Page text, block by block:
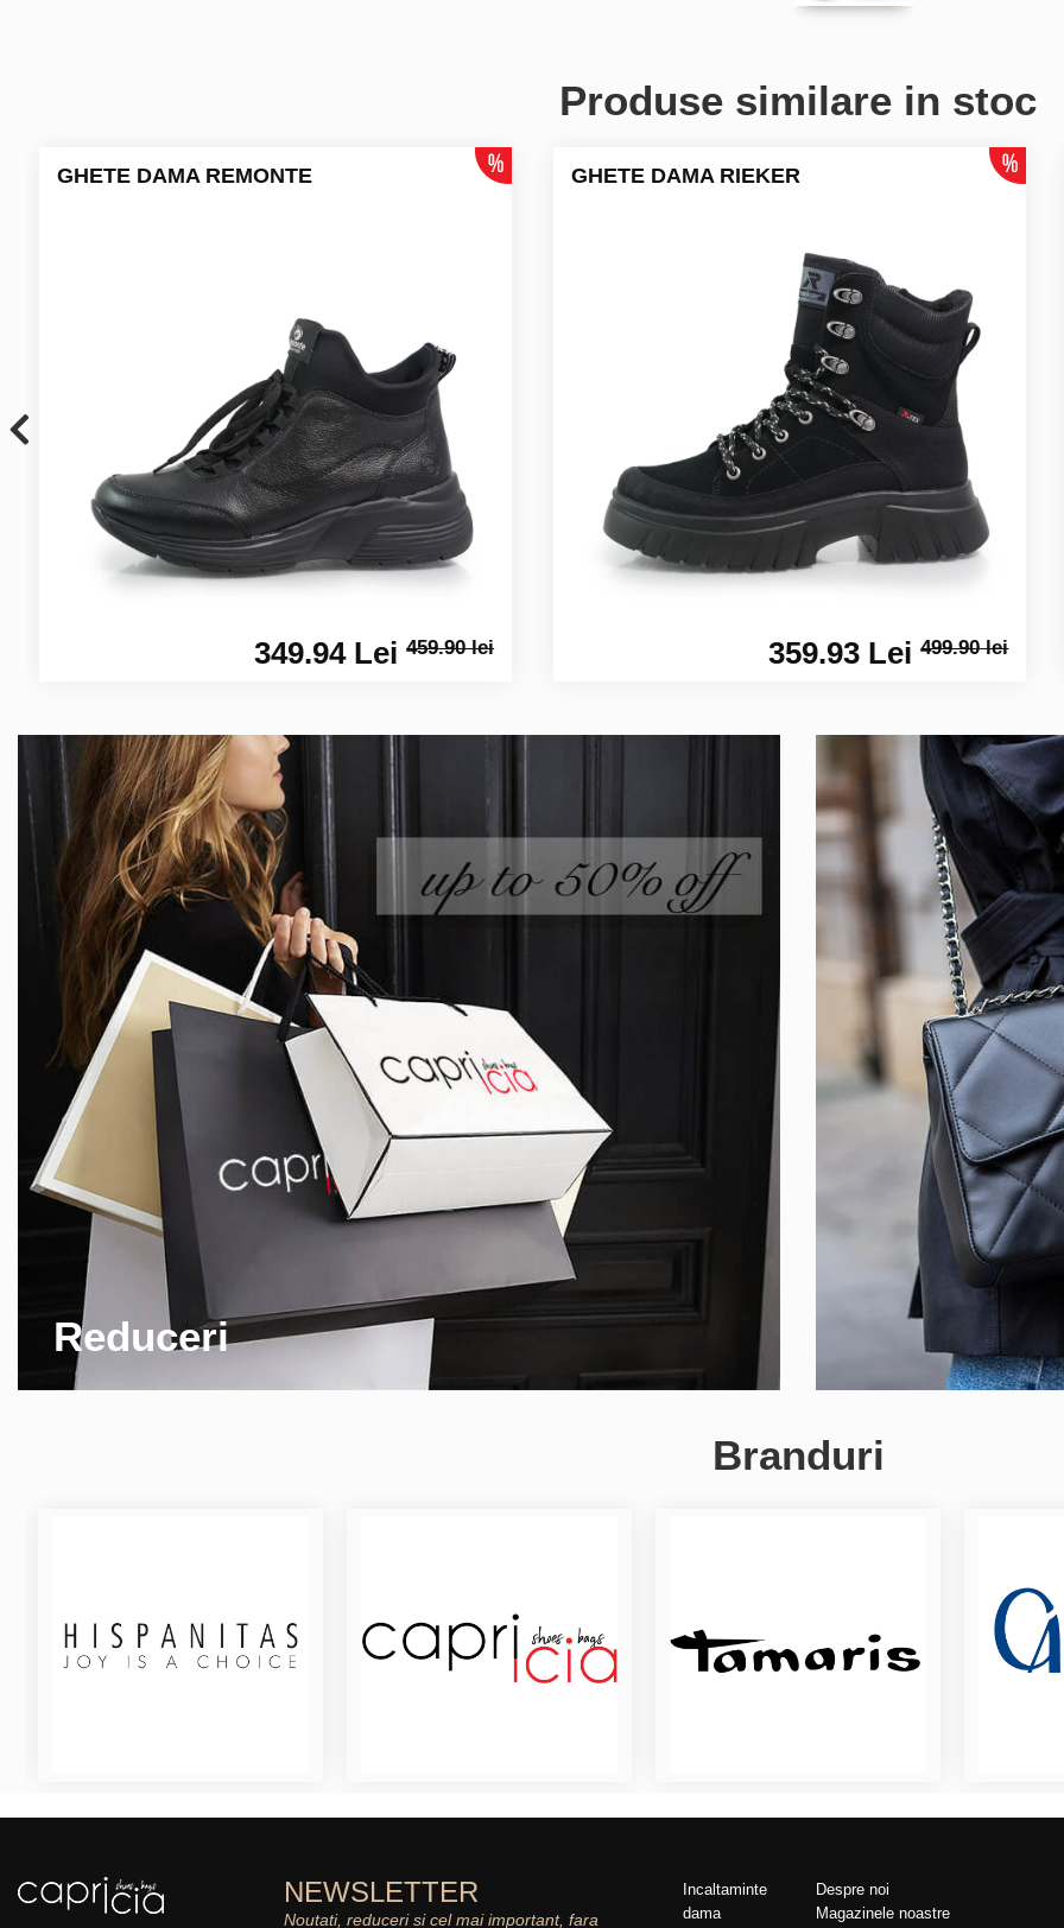
Produse similare in stoc
GHETE DAMA REMONTE
349.94 Lei459.90 lei
GHETE DAMA RIEKER
359.93 Lei499.90 lei
Reduceri
Branduri
NEWSLETTER
Noutati, reduceri si cel mai important, fara
Incaltaminte
dama
Despre noi
Magazinele noastre